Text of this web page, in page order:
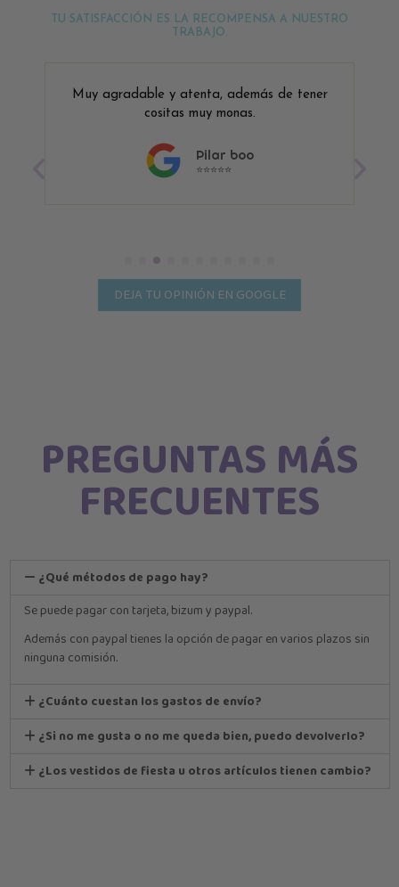
TU SATISFACCIÓN ES LA RECOMPENSA A NUESTRO
TRABAJO.
Muy agradable y atenta, además de tener
cositas muy monas.
Pilar boo
⭐⭐⭐⭐⭐
DEJA TU OPINIÓN EN GOOGLE
PREGUNTAS MÁS
FRECUENTES
¿Qué métodos de pago hay?
Se puede pagar con tarjeta, bizum y paypal.
Además con paypal tienes la opción de pagar en varios plazos sin
ninguna comisión.
¿Cuánto cuestan los gastos de envío?
¿Si no me gusta o no me queda bien, puedo devolverlo?
¿Los vestidos de fiesta u otros artículos tienen cambio?